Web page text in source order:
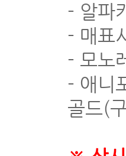
- 알파
- 매표
- 모노
- 애니
골드(